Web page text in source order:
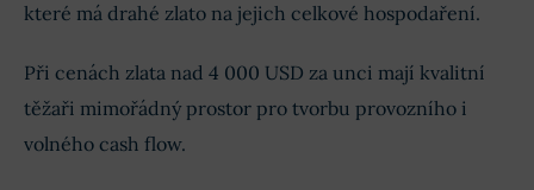
které má drahé zlato na jejich celkové hospodaření.
Při cenách zlata nad 4 000 USD za unci mají kvalitní
těžaři mimořádný prostor pro tvorbu provozního i
volného cash flow.